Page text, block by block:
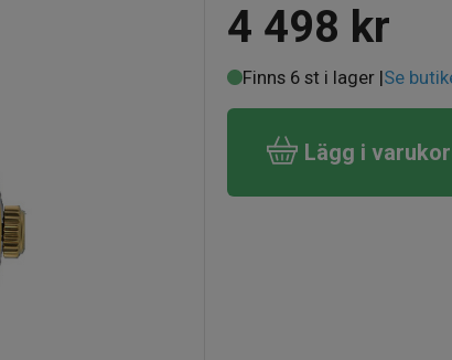
4 498 kr
Finns 6 st i lager |Se
Lägg i